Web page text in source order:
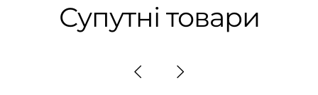
Супутні товари